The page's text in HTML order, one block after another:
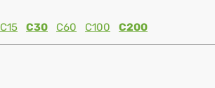
C15 C30 C60 C100 C200